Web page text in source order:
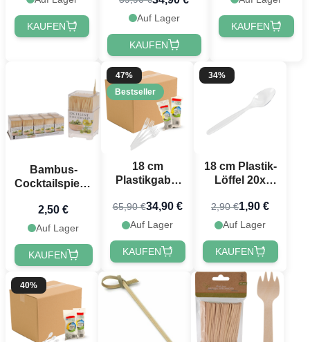
KAUFEN
Auf Lager
KAUFEN
KAUFEN
Bambus-
Cocktailspieße
2,50 €
Auf Lager
KAUFEN
47%
Bestseller
18 cm
Plastikgabel
transparent
65,90 €34,90 €
Auf Lager
KAUFEN
34%
18 cm Plastik-
Löffel 20x
2,90 €1,90 €
Auf Lager
KAUFEN
40%